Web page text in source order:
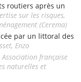
routiers après un
sur les risques,
(Cerema)
par un littoral des
Enzo
Association française
naturelles et